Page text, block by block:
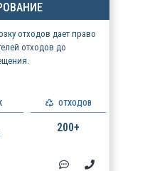
отходов дает право
отходов до
ОТХОДОВ
200+